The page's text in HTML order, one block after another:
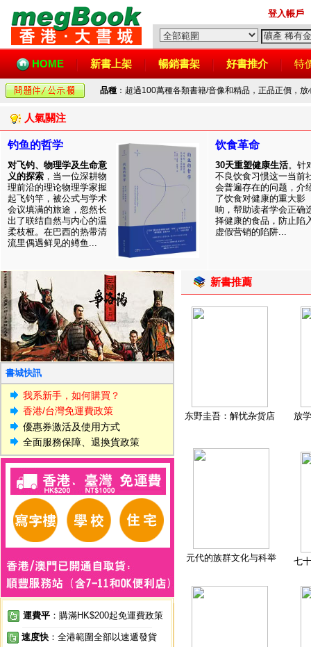
登入帳戶
HOME 新書上架 暢銷書架 好書推介 特
品種 ：超過100萬種各類書籍/音像和精品，正品正價，
人氣關注
钓鱼的哲学
对飞钓、物理学及生命意
义的探索 ，当一位深耕物
理前沿的理论物理学家握
起飞钓竿，被公式与学术
会议填满的旅途，忽然长
出了联结自然与内心的温
柔枝桠。在巴西的热带清
流里偶遇鲜见的鳟鱼...
饮食革命
30天重塑健康生活。针
不良饮食习惯这一当前
会普遍存在的问题，介
了饮食对健康的重大影
响，帮助读者学会正确
择健康的食品，防止陷
虚假营销的陷阱...
書城快訊
我系新手，如何購買？
香港/台灣免運費政策
優惠券激活及使用方式
全面服務保障、退換貨政策
運費平 ：購滿HK$200起免運費政策
速度快 ：全港範圍全部以速遞發貨
新書推薦
东野圭吾：解忧杂货店 放
元代的族群文化与科举 七